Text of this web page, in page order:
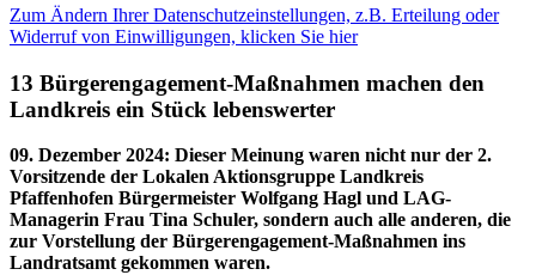
Zum Ändern Ihrer Datenschutzeinstellungen, z.B. Erteilung oder
Widerruf von Einwilligungen, klicken Sie hier
13 Bürgerengagement-Maßnahmen machen den
Landkreis ein Stück lebenswerter
09. Dezember 2024: Dieser Meinung waren nicht nur der 2.
Vorsitzende der Lokalen Aktionsgruppe Landkreis
Pfaffenhofen Bürgermeister Wolfgang Hagl und LAG-
Managerin Frau Tina Schuler, sondern auch alle anderen, die
zur Vorstellung der Bürgerengagement-Maßnahmen ins
Landratsamt gekommen waren.